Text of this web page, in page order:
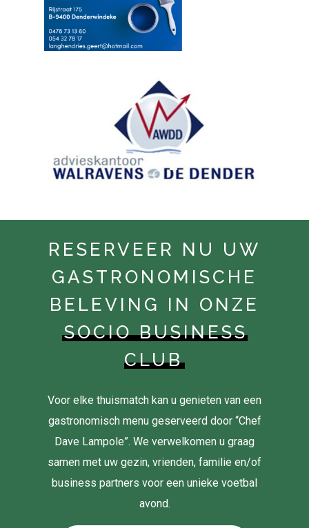
RESERVEER NU UW
GASTRONOMISCHE
BELEVING IN ONZE
SOCIO BUSINESS
CLUB
Voor elke thuismatch kan u genieten van een
gastronomisch menu geserveerd door “Chef
Dave Lampole”. We verwelkomen u graag
samen met uw gezin, vrienden, familie en/of
business partners voor een unieke voetbal
avond.